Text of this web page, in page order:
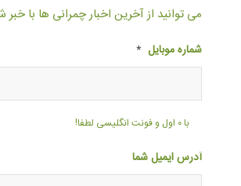
می توانید از آخرین اخبار چمرانی ها با خبر
شماره موبایل *
با ۰ اول و فونت انگلیسی لطفا!
آدرس ایمیل شما